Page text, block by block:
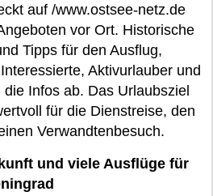
auf /www.ostsee-netz.de
vor Ort. Historische
Tipps für den Ausflug,
Aktivurlauber und
Infos ab. Das Urlaubsziel
für die Dienstreise, den
Verwandtenbesuch.
und viele Ausflüge für